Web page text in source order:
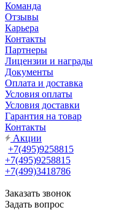
Команда
Отзывы
Карьера
Контакты
Партнеры
Лицензии и награды
Документы
Оплата и доставка
Условия оплаты
Условия доставки
Гарантия на товар
Контакты
Акции
+7(495)9258815
+7(495)9258815
+7(499)3418786
Заказать звонок
Задать вопрос